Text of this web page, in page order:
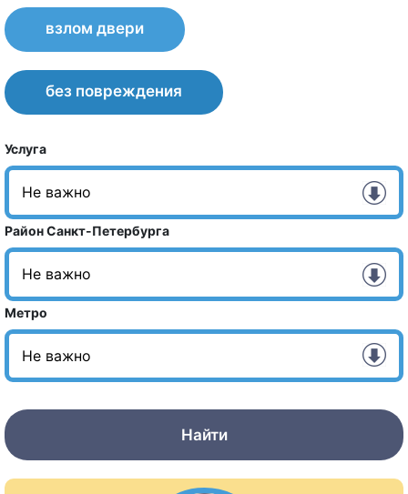
взлом двери
без повреждения
Услуга
Район Санкт-Петербурга
Метро
Найти